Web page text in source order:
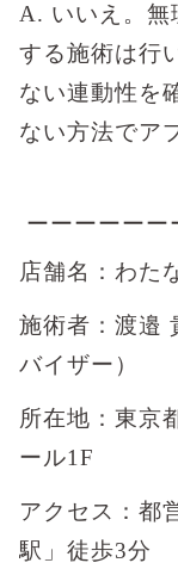
A. いいえ。無
する施術は行
ない連動性を
ない方法でア
ーーーーーー
店舗名：わた
施術者：渡邉
バイザー）
所在地：東京
ール1F
アクセス：都
駅」徒歩3分